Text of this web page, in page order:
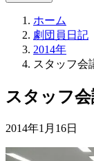
ホーム
劇団員日記
2014年
スタッフ会
スタッフ
2014年1月16日